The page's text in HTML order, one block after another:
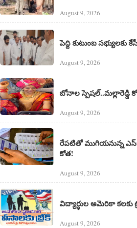
August 9, 2026
పెద్ది కుటుంబ సభ్యులకు
August 9, 2026
బోనాల స్పెషల్..మల్లారెడ్డి
August 9, 2026
రేపటితో ముగియనున్న
కోత!
August 9, 2026
విద్యార్ధుల అమెరికా కలకు
August 9, 2026